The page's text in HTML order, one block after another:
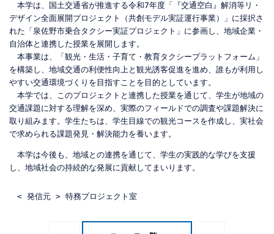
本学は、国土交通省が推進する令和7年度「『交通空白』解消等リ・
デザイン全面展開プロジェクト（共創モデル実証運行事業）」に採択さ
れた「泉佐野市乗合タクシー実証プロジェクト」に参画し、地域企業・
自治体と連携した授業を展開します。
本事業は、「観光・生活・子育て・教育タクシープラットフォーム」
を構築し、地域交通の利便性向上と観光誘客促進を進め、誰もが利用し
やすい交通環境づくりを目指すことを目的としています。
本学では、このプロジェクトと連携した授業を通じて、学生が地域の
交通課題に対する理解を深め、実際のフィールドでの調査や課題解決に
取り組みます。学生たちは、学生目線での観光コースを作成し、実社会
で求められる課題発見・解決能力を養います。
本学は今後も、地域との連携を通じて、学生の実践的な学びを支援
し、地域社会の持続的な発展に貢献してまいります。
< 発信元 > 特務プロジェクト室